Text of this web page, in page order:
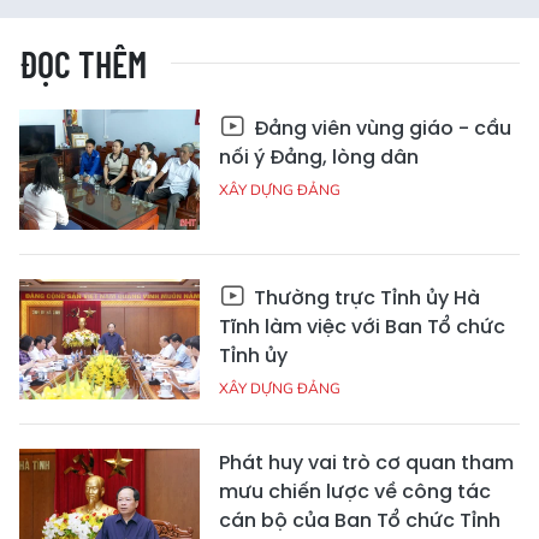
ĐỌC THÊM
Đảng viên vùng giáo - cầu
nối ý Đảng, lòng dân
XÂY DỰNG ĐẢNG
Thường trực Tỉnh ủy Hà
Tĩnh làm việc với Ban Tổ chức
Tỉnh ủy
XÂY DỰNG ĐẢNG
Phát huy vai trò cơ quan tham
mưu chiến lược về công tác
cán bộ của Ban Tổ chức Tỉnh